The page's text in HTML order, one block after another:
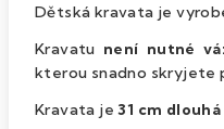
Dětská kravata je
Kravatu není nutné
kterou snadno skryjete
Kravata je31 cm dlouhá